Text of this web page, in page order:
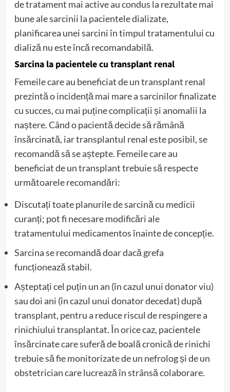
de tratament mai active au condus la rezultate mai
bune ale sarcinii la pacientele dializate,
planificarea unei sarcini în timpul tratamentului cu
dializă nu este încă recomandabilă.
Sarcina la pacientele cu transplant renal
Femeile care au beneficiat de un transplant renal
prezintă o incidență mai mare a sarcinilor finalizate
cu succes, cu mai puține complicații și anomalii la
naștere. Când o pacientă decide să rămână
însărcinată, iar transplantul renal este posibil, se
recomandă să se aștepte. Femeile care au
beneficiat de un transplant trebuie să respecte
următoarele recomandări:
Discutați toate planurile de sarcină cu medicii
curanți; pot fi necesare modificări ale
tratamentului medicamentos înainte de concepție.
Sarcina se recomandă doar dacă grefa
funcționează stabil.
Așteptați cel puțin un an (în cazul unui donator viu)
sau doi ani (în cazul unui donator decedat) după
transplant, pentru a reduce riscul de respingere a
rinichiului transplantat. În orice caz, pacientele
însărcinate care suferă de boală cronică de rinichi
trebuie să fie monitorizate de un nefrolog și de un
obstetrician care lucrează în strânsă colaborare.